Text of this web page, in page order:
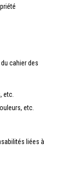
cahier des
etc.
etc.
liées à